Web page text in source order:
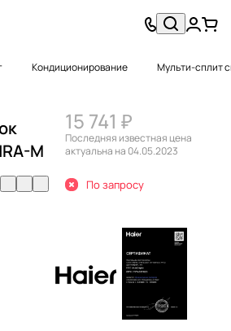
Кондиционирование Мульти-сплит
M
15 741 ₽
Последняя известная цена
актуальна на 04.05.2023
По запросу